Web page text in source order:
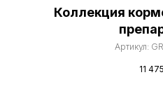
Коллекция
Артикул:
11 475